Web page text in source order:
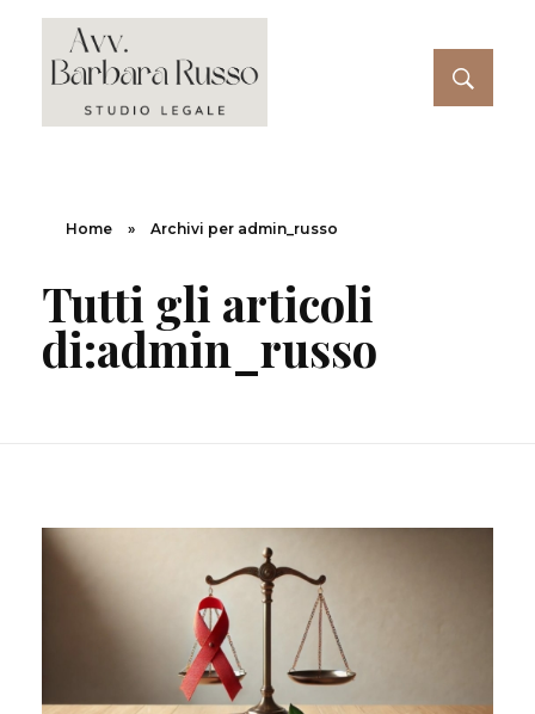
Home » Archivi per admin_russo
Tutti gli articoli
di:admin_russo